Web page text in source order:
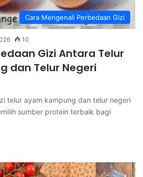
Cara Mengenali Perbedaan Gizi
10
Gizi Antara Telur
dan Telur Negeri
telur ayam kampung dan telur negeri
sumber protein terbaik bagi